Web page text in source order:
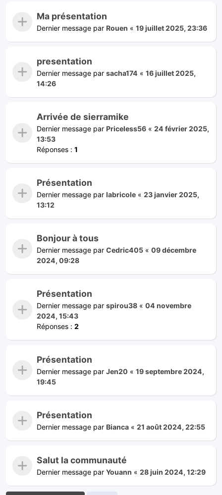
Ma présentation
Dernier message par Rouen « 19 juillet 2025, 23:36
presentation
Dernier message par sacha174 « 16 juillet 2025,
14:26
Arrivée de sierramike
Dernier message par Priceless56 « 24 février 2025,
13:53
Réponses : 1
Présentation
Dernier message par labricole « 23 janvier 2025,
13:12
Bonjour à tous
Dernier message par Cedric405 « 09 décembre
2024, 09:28
Présentation
Dernier message par spirou38 « 04 novembre
2024, 15:43
Réponses : 2
Présentation
Dernier message par Jen20 « 19 septembre 2024,
19:45
Présentation
Dernier message par Bianca « 21 août 2024, 22:55
Salut la communauté
Dernier message par Youann « 28 juin 2024, 12:29